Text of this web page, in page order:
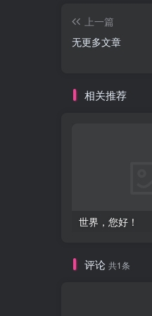
上一篇
无更多文章
相关推荐
世界，您好！
评论 共1条